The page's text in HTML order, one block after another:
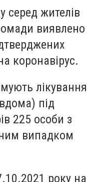
серед жителів
виявлено
коронавірус.
лікування
під
225 особи з
випадком
року на